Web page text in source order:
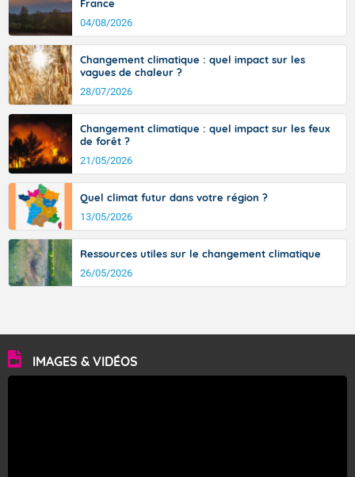
signifiant au-delà des monts, en allusion aux régions montagneuses
d’où provient ce vent.
France
04/08/2026
Changement climatique : quel impact sur les
vagues de chaleur ?
28/07/2026
Changement climatique : quel impact sur les feux
de forêt ?
21/05/2026
Quel climat futur dans votre région ?
13/05/2026
Ressources utiles sur le changement climatique
26/05/2026
IMAGES & VIDÉOS